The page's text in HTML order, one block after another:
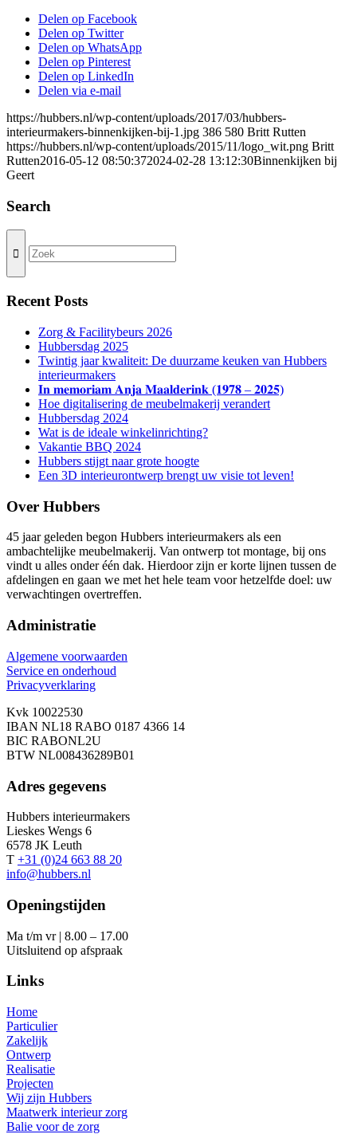
Delen op Facebook
Delen op Twitter
Delen op WhatsApp
Delen op Pinterest
Delen op LinkedIn
Delen via e-mail
https://hubbers.nl/wp-content/uploads/2017/03/hubbers-
interieurmakers-binnenkijken-bij-1.jpg 386 580 Britt Rutten
https://hubbers.nl/wp-content/uploads/2015/11/logo_wit.png Britt
Rutten2016-05-12 08:50:372024-02-28 13:12:30Binnenkijken bij
Geert
Search
Recent Posts
Zorg & Facilitybeurs 2026
Hubbersdag 2025
Twintig jaar kwaliteit: De duurzame keuken van Hubbers
interieurmakers
𝐈𝐧 𝐦𝐞𝐦𝐨𝐫𝐢𝐚𝐦 𝐀𝐧𝐣𝐚 𝐌𝐚𝐚𝐥𝐝𝐞𝐫𝐢𝐧𝐤 (𝟏𝟗𝟕𝟖 – 𝟐𝟎𝟐𝟓)
Hoe digitalisering de meubelmakerij verandert
Hubbersdag 2024
Wat is de ideale winkelinrichting?
Vakantie BBQ 2024
Hubbers stijgt naar grote hoogte
Een 3D interieurontwerp brengt uw visie tot leven!
Over Hubbers
45 jaar geleden begon Hubbers interieurmakers als een
ambachtelijke meubelmakerij. Van ontwerp tot montage, bij ons
vindt u alles onder één dak. Hierdoor zijn er korte lijnen tussen de
afdelingen en gaan we met het hele team voor hetzelfde doel: uw
verwachtingen overtreffen.
Administratie
Algemene voorwaarden
Service en onderhoud
Privacyverklaring
Kvk 10022530
IBAN NL18 RABO 0187 4366 14
BIC RABONL2U
BTW NL008436289B01
Adres gegevens
Hubbers interieurmakers
Lieskes Wengs 6
6578 JK Leuth
T +31 (0)24 663 88 20
info@hubbers.nl
Openingstijden
Ma t/m vr | 8.00 – 17.00
Uitsluitend op afspraak
Links
Home
Particulier
Zakelijk
Ontwerp
Realisatie
Projecten
Wij zijn Hubbers
Maatwerk interieur zorg
Balie voor de zorg